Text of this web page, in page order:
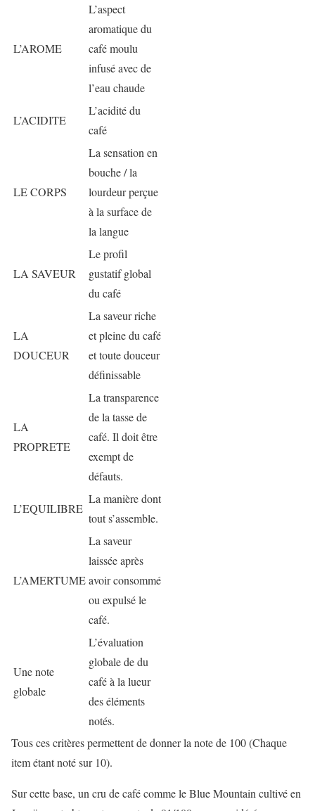
L’AROME
L’aspect
aromatique du
café moulu
infusé avec de
l’eau chaude
L’ACIDITE
L’acidité du
café
LE CORPS
La sensation en
bouche / la
lourdeur perçue
à la surface de
la langue
LA SAVEUR
Le profil
gustatif global
du café
LA
DOUCEUR
La saveur riche
et pleine du café
et toute douceur
définissable
LA
PROPRETE
La transparence
de la tasse de
café. Il doit être
exempt de
défauts.
L’EQUILIBRE
La manière dont
tout s’assemble.
L’AMERTUME
La saveur
laissée après
avoir consommé
ou expulsé le
café.
Une note
globale
L’évaluation
globale de du
café à la lueur
des éléments
notés.
Tous ces critères permettent de donner la note de 100 (Chaque
item étant noté sur 10).
Sur cette base, un cru de café comme le Blue Mountain cultivé en